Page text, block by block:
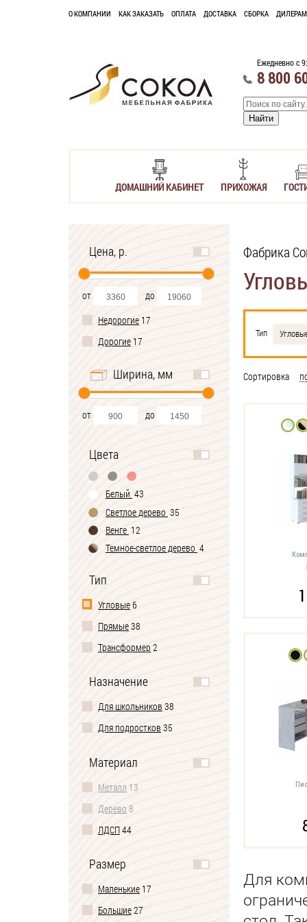
О КОМПАНИИ КАК ЗАКАЗАТЬ ОПЛАТА ДОСТАВКА СБОРКА ДИЛЕРАМ
Ежедневно с
8 800
ДОМАШНИЙ КАБИНЕТ ПРИХОЖАЯ
Цена, р.
от
до
Недорогие 17
Дорогие 17
Ширина, мм
от до
Цвета
Белый 43
Светлое дерево 35
Венге 12
Темное-cветлое дерево 4
Тип
Угловые6
Прямые38
Трансформер 2
Назначение
Для школьников 38
Для подростков 35
Материал
Металл 13
Дерево 8
ЛДСП44
Размер
Маленькие 17
Большие27
Фабрика
Тип
Сортировка
Для